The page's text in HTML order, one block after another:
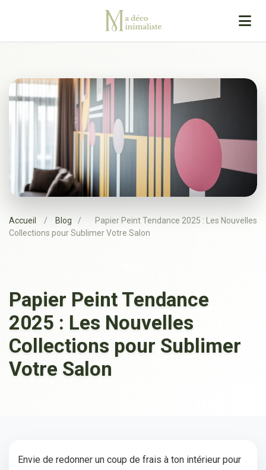
Accueil / Blog /
Papier Peint Tendance 2025 : Les Nouvelles
Collections pour Sublimer Votre Salon
Papier Peint Tendance
2025 : Les Nouvelles
Collections pour Sublimer
Votre Salon
Envie de redonner un coup de frais à ton intérieur pour